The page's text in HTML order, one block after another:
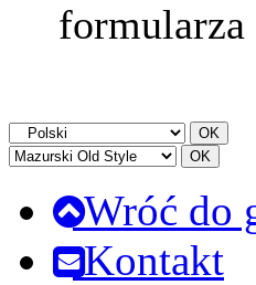
Wróć do
Kontakt